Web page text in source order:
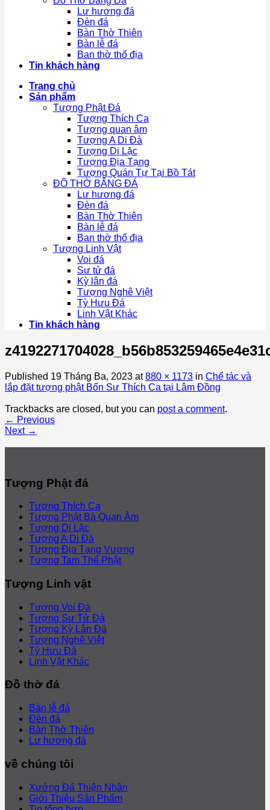
Lư hương đá
Đèn đá
Bàn Thờ Thiên
Bàn lễ đá
Ban thờ thổ địa
Tin khách hàng
Trang chủ
Sản phẩm
Tượng Phật Đá
Tượng Thích Ca
Tượng quan âm
Tượng A Di Đà
Tượng Di Lặc
Tượng Địa Tạng
Tượng Quán Tự Tại Bồ Tát
ĐỒ THỜ BẰNG ĐÁ
Lư hương đá
Đèn đá
Bàn Thờ Thiên
Bàn lễ đá
Ban thờ thổ địa
Tượng Linh Vật
Voi đá
Sư tử đá
Kỳ lân đá
Tượng Nghê Việt
Tỳ Hưu Đá
Linh Vật Khác
Tin khách hàng
Published 19 Tháng Ba, 2023 at880 × 1173 in Chế tác và
lắp đặt tượng phật Bổn Sư Thích Ca tại Lâm Đồng
Trackbacks are closed, but you can post a comment.
← Previous
Next →
Tượng Phật đá
Tượng Thích Ca
Tượng Phật Bà Quan Âm
Tượng Di Lặc
Tượng A Di Đà
Tượng Địa Tạng Vương
Tượng Tam Thế Phật
Tượng Linh vật
Tượng Voi Đá
Tượng Sư Tử Đá
Tượng Kỳ Lân Đá
Tượng Nghê Việt
Tỳ Hưu Đá
Linh Vật Khác
Đồ thờ đá
Bàn lễ đá
Đèn đá
Bàn Thờ Thiên
Lư hương đá
về chúng tôi
Xưởng Đá Thiện Nhân
Giới Thiệu Sản Phẩm